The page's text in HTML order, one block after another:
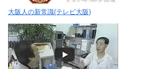
大阪人の新常識(テレビ大阪)